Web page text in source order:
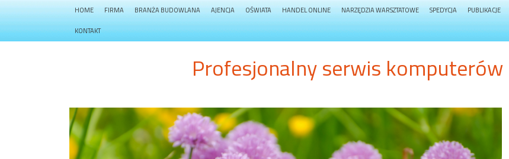
HOME FIRMA BRANŻA BUDOWLANA AJENCJA OŚWIATA HANDEL ONLINE NARZĘDZIA WARSZTATOWE SPEDYCJA PUBLIKACJE
KONTAKT
Profesjonalny serwis